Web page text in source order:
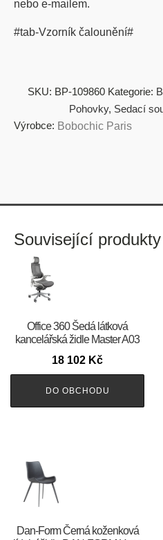
nebo e-mailem.
#tab-Vzorník čalounění#
SKU: BP-109860 Kategorie:
Pohovky, Sedací
Výrobce: Bobochic Paris
Související produkty
Office 360 Šedá látková
kancelářská židle Master A03
18 102 Kč
DO OBCHODU
​​​​​Dan-Form Černá koženková